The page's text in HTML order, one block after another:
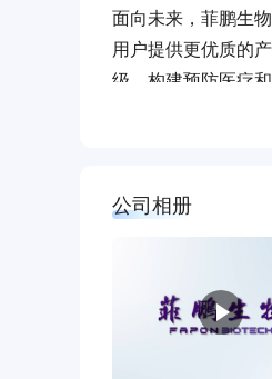
面向未来，菲鹏生
用户提供更优质的
级，构建预防医疗
公司相册